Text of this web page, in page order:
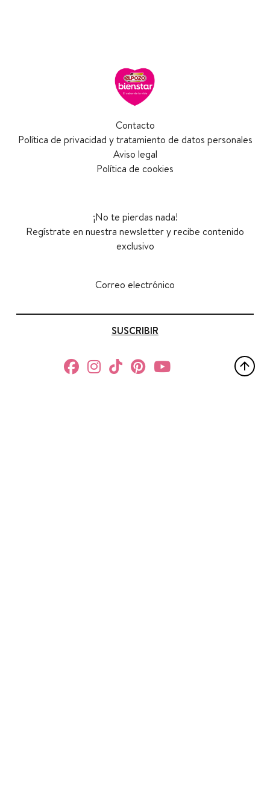
Contacto
Política de privacidad y tratamiento de datos personales
Aviso legal
Política de cookies
¡No te pierdas nada!
Regístrate en nuestra newsletter y recibe contenido
exclusivo
Correo electrónico
SUSCRIBIR